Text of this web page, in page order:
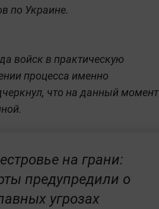
по Украине.
войск в практическую
процесса именно
что на данный момент
на грани:
предупредили о
угрозах